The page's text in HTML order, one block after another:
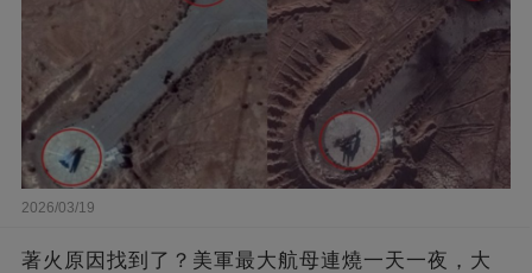
2026/03/19
著火原因找到了？美軍最大航母連燒一天一夜，大